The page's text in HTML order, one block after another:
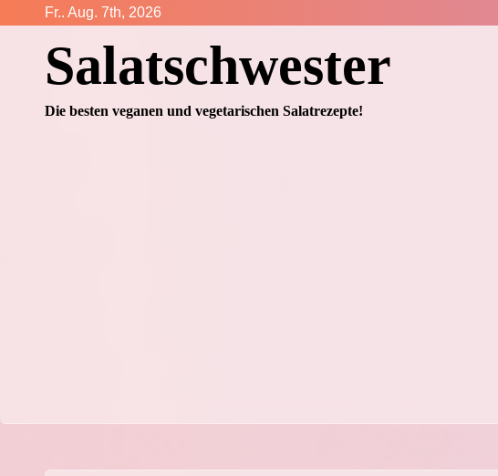
springen
Fr.. Aug. 7th, 2026
Salatschwester
Die besten veganen und vegetarischen Salatrezepte!